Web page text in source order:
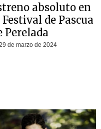
absoluto en
Festival de Pascua
Perelada
de marzo de 2024